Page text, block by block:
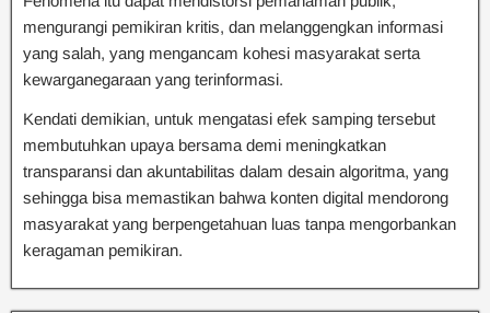
mengurangi pemikiran kritis, dan melanggengkan informasi
yang salah, yang mengancam kohesi masyarakat serta
kewarganegaraan yang terinformasi.
Kendati demikian, untuk mengatasi efek samping tersebut
membutuhkan upaya bersama demi meningkatkan
transparansi dan akuntabilitas dalam desain algoritma, yang
sehingga bisa memastikan bahwa konten digital mendorong
masyarakat yang berpengetahuan luas tanpa mengorbankan
keragaman pemikiran.